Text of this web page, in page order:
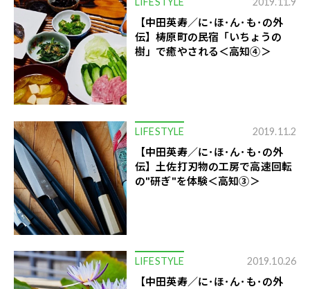
【中田英寿／に･ほ･ん･も･の外
伝】梼原町の民宿「いちょうの
樹」で癒やされる＜高知④＞
LIFESTYLE 2019.11.2
【中田英寿／に･ほ･ん･も･の外
伝】土佐打刃物の工房で高速回転
の"研ぎ"を体験＜高知③＞
LIFESTYLE 2019.10.26
【中田英寿／に･ほ･ん･も･の外